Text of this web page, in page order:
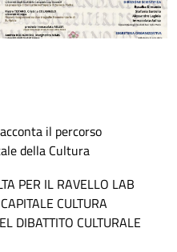
il percorso
della Cultura
PER IL RAVELLO LAB
CULTURA
DIBATTITO CULTURALE